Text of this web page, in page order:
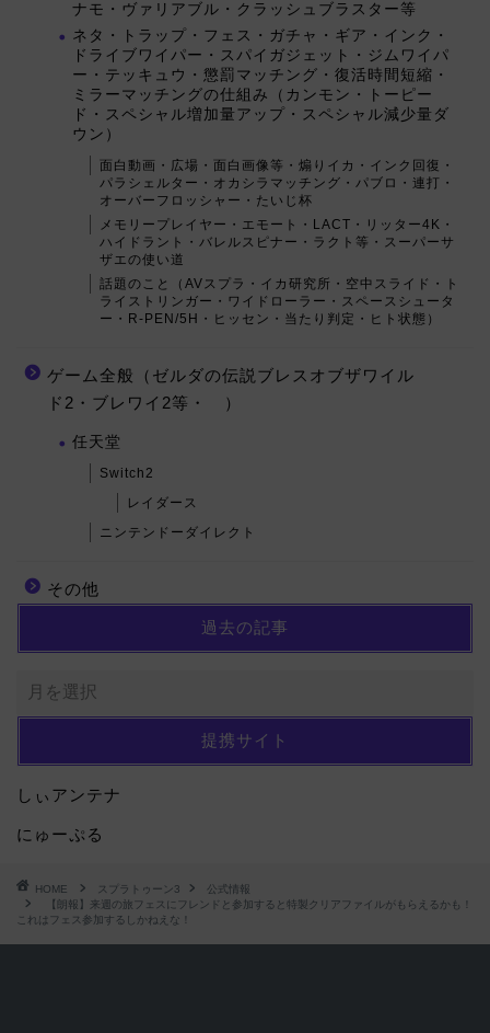
ナモ・ヴァリアブル・クラッシュブラスター等
ネタ・トラップ・フェス・ガチャ・ギア・インク・
ドライブワイパー・スパイガジェット・ジムワイパ
ー・テッキュウ・懲罰マッチング・復活時間短縮・
ミラーマッチングの仕組み（カンモン・トーピー
ド・スペシャル増加量アップ・スペシャル減少量ダ
ウン）
面白動画・広場・面白画像等・煽りイカ・インク回復・
パラシェルター・オカシラマッチング・パブロ・連打・
オーバーフロッシャー・たいじ杯
メモリープレイヤー・エモート・LACT・リッター4K・
ハイドラント・バレルスピナー・ラクト等・スーパーサ
ザエの使い道
話題のこと（AVスプラ・イカ研究所・空中スライド・ト
ライストリンガー・ワイドローラー・スペースシュータ
ー・R-PEN/5H・ヒッセン・当たり判定・ヒト状態）
ゲーム全般（ゼルダの伝説ブレスオブザワイル
ド2・ブレワイ2等・ ）
任天堂
Switch2
レイダース
ニンテンドーダイレクト
その他
過去の記事
提携サイト
しぃアンテナ
にゅーぷる
HOME スプラトゥーン3
公式情報
【朗報】来週の旅フェスにフレンドと参加すると特製クリアファイルがもらえるかも！
これはフェス参加するしかねえな！